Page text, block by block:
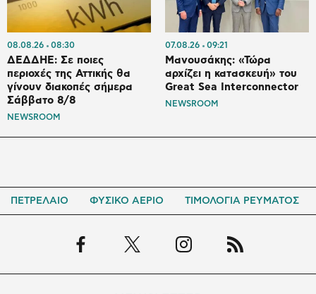
08.08.26 08:30
ΔΕΔΔΗΕ: Σε ποιες
περιοχές της Αττικής θα
γίνουν διακοπές σήμερα
Σάββατο 8/8
NEWSROOM
07.08.26 09:21
Μανουσάκης: «Τώρα
αρχίζει η κατασκευή» του
Great Sea Interconnector
NEWSROOM
ΠΕΤΡΕΛΑΙΟ ΦΥΣΙΚΟ ΑΕΡΙΟ ΤΙΜΟΛΟΓΙΑ ΡΕΥΜΑΤΟΣ